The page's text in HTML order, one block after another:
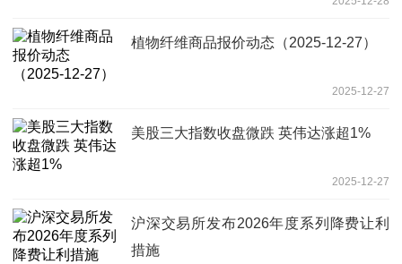
植物纤维商品报价动态（2025-12-27）
2025-12-27
美股三大指数收盘微跌 英伟达涨超1%
2025-12-27
沪深交易所发布2026年度系列降费让利
措施